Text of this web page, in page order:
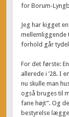
for Borum-
Jeg har kigget
mellemliggende
forhold går
For det første:
allerede i ’28. I
nu skulle man
også bruges til
fane højt”. Og
bestyrelse